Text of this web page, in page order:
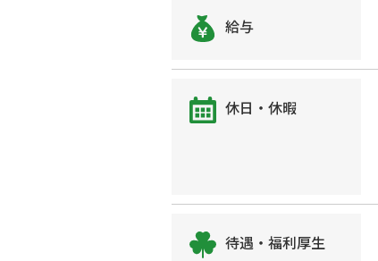
給与
休日・休暇
待遇・福利厚生